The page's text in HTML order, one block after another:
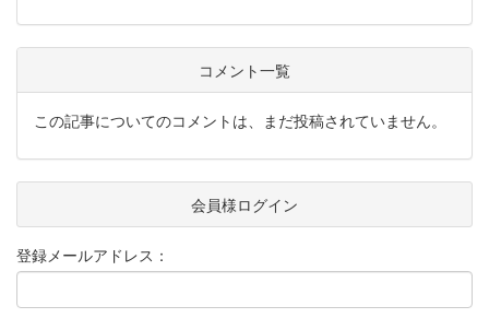
コメント一覧
この記事についてのコメントは、まだ投稿されていません。
会員様ログイン
登録メールアドレス：